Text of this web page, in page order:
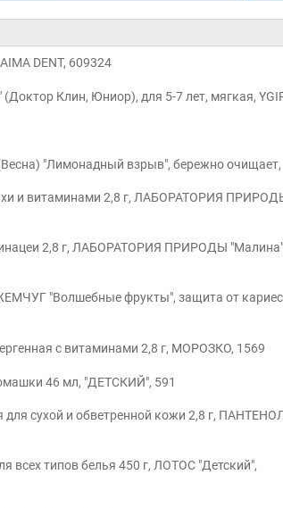
DENT, 609324
Клин, Юниор), для 5-7 лет, мягкая,
"Лимонадный взрыв", бережно
и витаминами 2,8 г, ЛАБОРАТОРИЯ
2,8 г, ЛАБОРАТОРИЯ ПРИРОДЫ
"Волшебные фрукты", защита от
с витаминами 2,8 г, МОРОЗКО, 1569
46 мл, "ДЕТСКИЙ", 591
для сухой и обветренной кожи 2,8 г,
всех типов белья 450 г, ЛОТОС "Детский",